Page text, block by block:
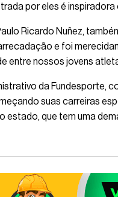
por eles é
Ricardo Nuñez,
e foi
entre nossos jovens
da Fundesporte,
suas carreiras
estado, que tem uma